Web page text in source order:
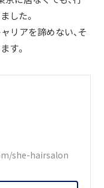
した。
リアを諦めない、そ
す。
she-hairsalon